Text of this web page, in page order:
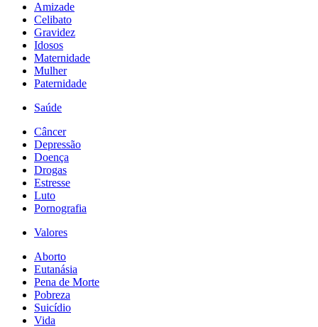
Amizade
Celibato
Gravidez
Idosos
Maternidade
Mulher
Paternidade
Saúde
Câncer
Depressão
Doença
Drogas
Estresse
Luto
Pornografia
Valores
Aborto
Eutanásia
Pena de Morte
Pobreza
Suicídio
Vida